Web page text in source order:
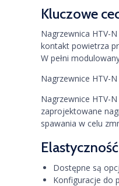
Kluczowe
Nagrzewnica HTV-
kontakt powietrza
W pełni
Nagrzewnice HTV-
Nagrzewnice HTV-
zaprojektowane
spawania w celu
Elastyczność
Dostępne są
Konfiguracje do